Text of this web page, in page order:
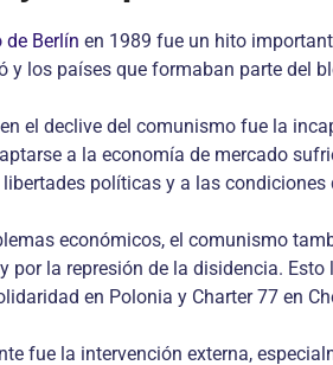
de Berlín en 1989 fue un hito
y los países que formaban parte del
el declive del comunismo fue la
a la economía de mercado
políticas y a las condiciones
económicos, el comunismo
por la represión de la disidencia.
en Polonia y Charter 77 en
fue la intervención externa,